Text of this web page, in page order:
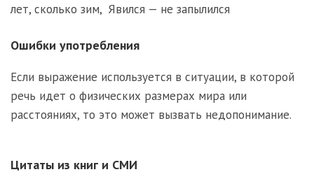
лет, сколько зим, Явился — не запылился
Ошибки употребления
Если выражение используется в ситуации, в которой
речь идет о физических размерах мира или
расстояниях, то это может вызвать недопонимание.
Цитаты из книг и СМИ